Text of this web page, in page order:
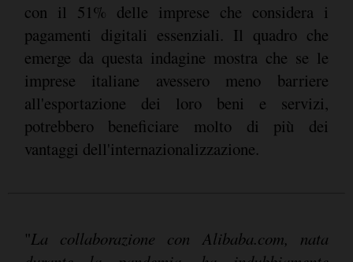
con il 51% delle imprese che considera i
pagamenti digitali essenziali. Il quadro che
emerge da questa indagine mostra che se le
imprese italiane avessero meno barriere
all'esportazione dei loro beni e servizi,
potrebbero beneficiare molto di più dei
vantaggi dell'internazionalizzazione.
"La collaborazione con Alibaba.com, nata